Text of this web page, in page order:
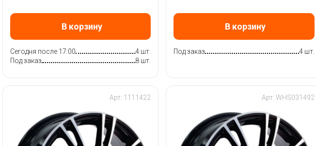
В корзину
Сегодня после 17:00
4 шт.
Под заказ
8 шт.
В корзину
Под заказ 4 шт.
Арт: 1111422 Арт: WHS031492